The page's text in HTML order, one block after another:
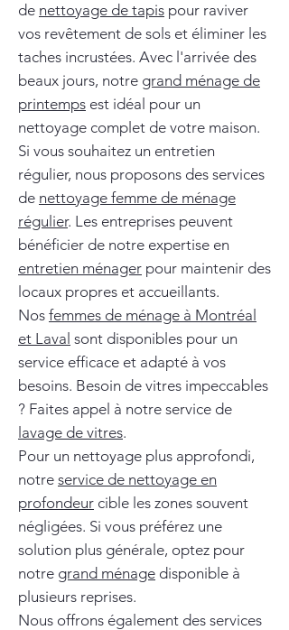
de nettoyage de tapis pour raviver
vos revêtement de sols et éliminer les
taches incrustées. Avec l'arrivée des
beaux jours, notre grand ménage de
printemps est idéal pour un
nettoyage complet de votre maison.
Si vous souhaitez un entretien
régulier, nous proposons des services
de nettoyage femme de ménage
régulier. Les entreprises peuvent
bénéficier de notre expertise en
entretien ménager pour maintenir des
locaux propres et accueillants.
Nos femmes de ménage à Montréal
et Laval sont disponibles pour un
service efficace et adapté à vos
besoins. Besoin de vitres impeccables
? Faites appel à notre service de
lavage de vitres.
Pour un nettoyage plus approfondi,
notre service de nettoyage en
profondeur cible les zones souvent
négligées. Si vous préférez une
solution plus générale, optez pour
notre grand ménage disponible à
plusieurs reprises.
Nous offrons également des services